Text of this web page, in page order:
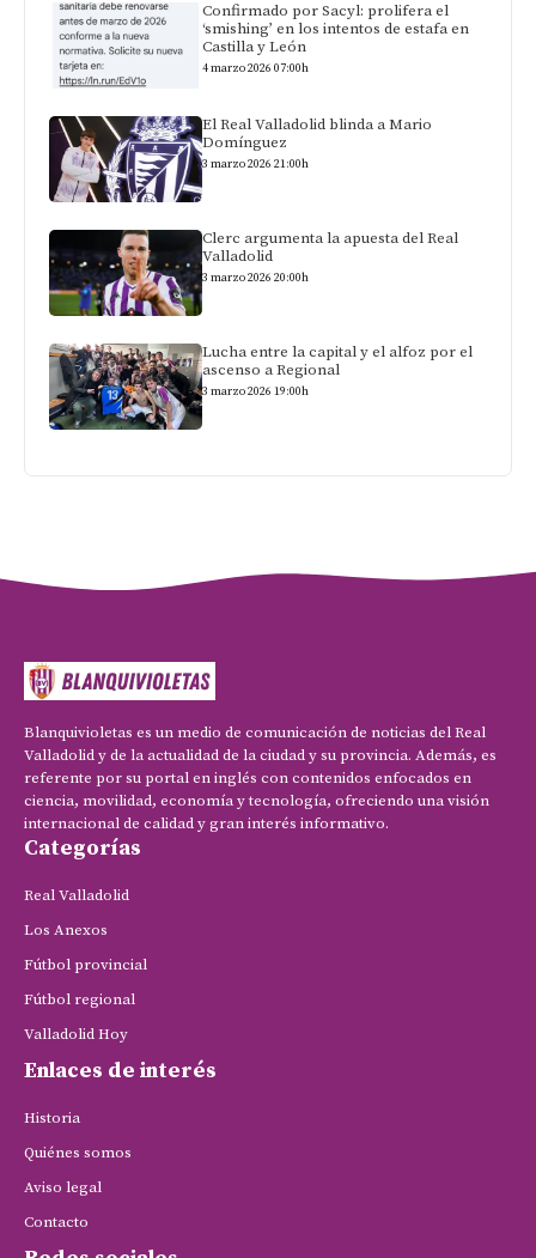
Confirmado por Sacyl: prolifera el
‘smishing’ en los intentos de estafa en
Castilla y León
4 marzo 2026 07:00h
El Real Valladolid blinda a Mario
Domínguez
3 marzo 2026 21:00h
Clerc argumenta la apuesta del Real
Valladolid
3 marzo 2026 20:00h
Lucha entre la capital y el alfoz por el
ascenso a Regional
3 marzo 2026 19:00h
Blanquivioletas es un medio de comunicación de noticias del Real
Valladolid y de la actualidad de la ciudad y su provincia. Además, es
referente por su portal en inglés con contenidos enfocados en
ciencia, movilidad, economía y tecnología, ofreciendo una visión
internacional de calidad y gran interés informativo.
Categorías
Real Valladolid
Los Anexos
Fútbol provincial
Fútbol regional
Valladolid Hoy
Enlaces de interés
Historia
Quiénes somos
Aviso legal
Contacto